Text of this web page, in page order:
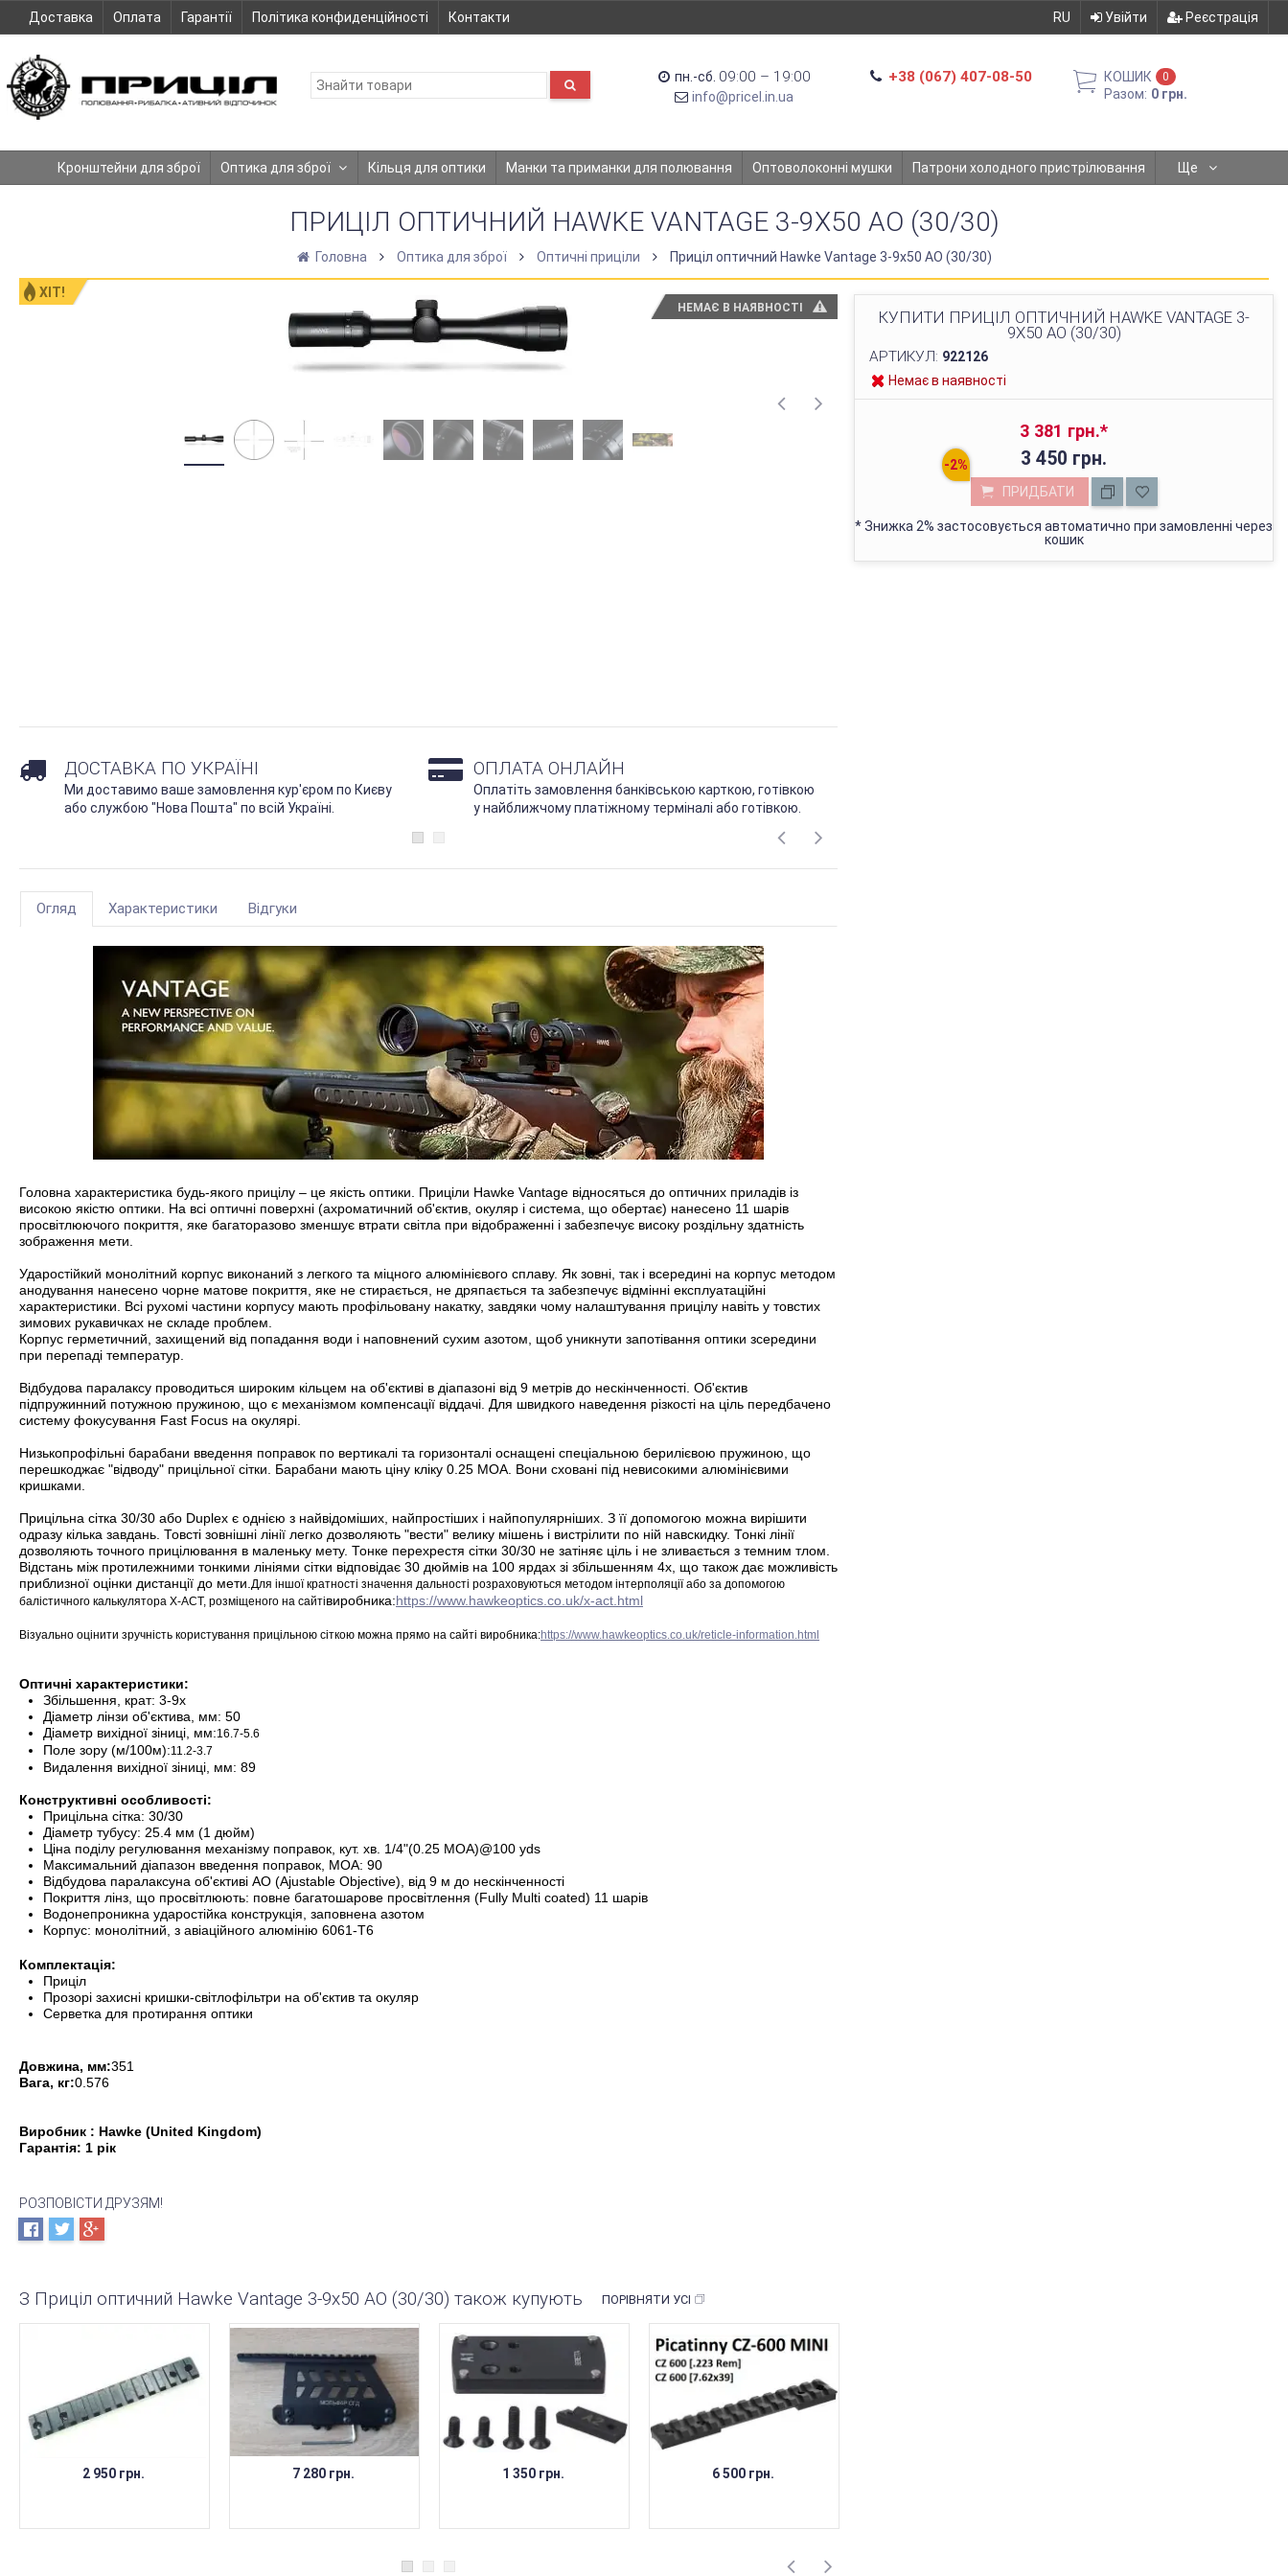
Доставка Оплата Гарантії Політика конфиденційності Контакти RU Увійти Реєстрація
пн.-сб. 09:00 – 19:00
info@pricel.in.ua
+38 (067) 407-08-50 КОШИК 0
Разом: 0 грн.
Кронштейни для зброї Оптика для зброї Кільця для оптики Манки та приманки для полювання Оптоволоконні мушки Патрони холодного пристрілювання Ще
ПРИЦІЛ ОПТИЧНИЙ HAWKE VANTAGE 3-9X50 AO (30/30)
Головна Оптика для зброї Оптичні приціли Приціл оптичний Hawke Vantage 3-9x50 AO (30/30)
ХІТ!
НЕМАЄ В НАЯВНОСТІ
КУПИТИ ПРИЦІЛ ОПТИЧНИЙ HAWKE VANTAGE 3-
9X50 AO (30/30)
АРТИКУЛ: 922126
Немає в наявності
3 381 грн.*
3 450 грн.
ПРИДБАТИ
*Знижка 2% застосовується автоматично при замовленні через
кошик
ДОСТАВКА ПО УКРАЇНІ
Ми доставимо ваше замовлення кур'єром по Києву
або службою "Нова Пошта" по всій Україні.
ОПЛАТА ОНЛАЙН
Оплатіть замовлення банківською карткою, готівкою
у найближчому платіжному терміналі або готівкою.
Огляд Характеристики Відгуки
Головна характеристика будь-якого прицілу – це якість оптики. Приціли Hawke Vantage відносяться до оптичних приладів із
високою якістю оптики. На всі оптичні поверхні (ахроматичний об'єктив, окуляр і система, що обертає) нанесено 11 шарів
просвітлюючого покриття, яке багаторазово зменшує втрати світла при відображенні і забезпечує високу роздільну здатність
зображення мети.
Ударостійкий монолітний корпус виконаний з легкого та міцного алюмінієвого сплаву. Як зовні, так і всередині на корпус методом
анодування нанесено чорне матове покриття, яке не стирається, не дряпається та забезпечує відмінні експлуатаційні
характеристики. Всі рухомі частини корпусу мають профільовану накатку, завдяки чому налаштування прицілу навіть у товстих
зимових рукавичках не складе проблем.
Корпус герметичний, захищений від попадання води і наповнений сухим азотом, щоб уникнути запотівання оптики зсередини
при перепаді температур.
Відбудова паралаксу проводиться широким кільцем на об'єктиві в діапазоні від 9 метрів до нескінченності. Об'єктив
підпружинний потужною пружиною, що є механізмом компенсації віддачі. Для швидкого наведення різкості на ціль передбачено
систему фокусування Fast Focus на окулярі.
Низькопрофільні барабани введення поправок по вертикалі та горизонталі оснащені спеціальною берилієвою пружиною, що
перешкоджає "відводу" прицільної сітки. Барабани мають ціну кліку 0.25 МОА. Вони сховані під невисокими алюмінієвими
кришками.
Прицільна сітка 30/30 або Duplex є однією з найвідоміших, найпростіших і найпопулярніших. З її допомогою можна вирішити
одразу кілька завдань. Товсті зовнішні лінії легко дозволяють "вести" велику мішень і вистрілити по ній навскидку. Тонкі лінії
дозволяють точного прицілювання в маленьку мету. Тонке перехрестя сітки 30/30 не затіняє ціль і не зливається з темним тлом.
Відстань між протилежними тонкими лініями сітки відповідає 30 дюймів на 100 ярдах зі збільшенням 4х, що також дає можливість
приблизної оцінки дистанції до мети Для іншої кратності значення дальності розраховуються методом інтерполяції або за допомогою
балістичного калькулятора X-ACT, розміщеного на сайтівиробника:https://www.hawkeoptics.co.uk/x-act.html
Візуально оцінити зручність користування прицільною сіткою можна прямо на сайті виробника:https://www.hawkeoptics.co.uk/reticle-information.html
Оптичні характеристики:
Збільшення, крат: 3-9x
Діаметр лінзи об'єктива, мм: 50
Діаметр вихідної зіниці, мм:16.7-5.6
Поле зору (м/100м):11.2-3.7
Видалення вихідної зіниці, мм: 89
Конструктивні особливості:
Прицільна сітка: 30/30
Діаметр тубусу: 25.4 мм (1 дюйм)
Ціна поділу регулювання механізму поправок, кут. хв. 1/4"(0.25 MOA)@100 yds
Максимальний діапазон введення поправок, МОА: 90
Відбудова паралаксуна об'єктиві AO (Ajustable Objective), від 9 м до нескінченності
Покриття лінз, що просвітлюють: повне багатошарове просвітлення (Fully Multi coated) 11 шарів
Водонепроникна ударостійка конструкція, заповнена азотом
Корпус: монолітний, з авіаційного алюмінію 6061-T6
Комплектація:
Приціл
Прозорі захисні кришки-світлофільтри на об'єктив та окуляр
Серветка для протирання оптики
Довжина, мм:351
Вага, кг:0.576
Виробник : Hawke (United Kingdom)
Гарантія: 1 рік
РОЗПОВІСТИ ДРУЗЯМ!
З Приціл оптичний Hawke Vantage 3-9x50 AO (30/30) також купують ПОРІВНЯТИ УСІ
2 950 грн. 7 280 грн. 1 350 грн. 6 500 грн.